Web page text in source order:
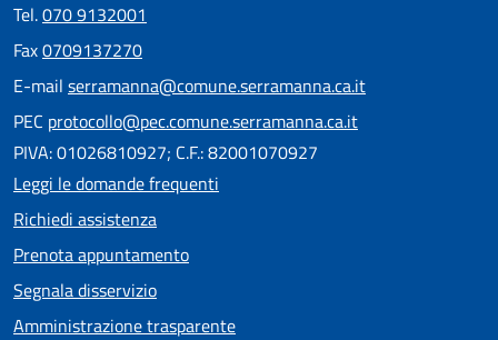
Tel.070 9132001
Fax0709137270
E-mail serramanna@comune.serramanna.ca.it
PEC protocollo@pec.comune.serramanna.ca.it
PIVA: 01026810927; C.F.: 82001070927
Leggi le domande frequenti
Richiedi assistenza
Prenota appuntamento
Segnala disservizio
Amministrazione trasparente